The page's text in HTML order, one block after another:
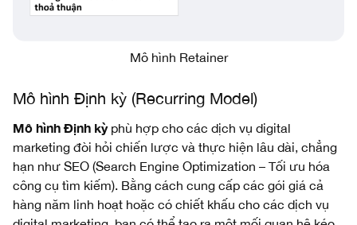
Mô hình Retainer
Mô hình Định kỳ (Recurring Model)
Mô hình Định kỳ phù hợp cho các dịch vụ digital
marketing đòi hỏi chiến lược và thực hiện lâu dài, chẳng
hạn như SEO (Search Engine Optimization – Tối ưu hóa
công cụ tìm kiếm). Bằng cách cung cấp các gói giá cả
hàng năm linh hoạt hoặc có chiết khấu cho các dịch vụ